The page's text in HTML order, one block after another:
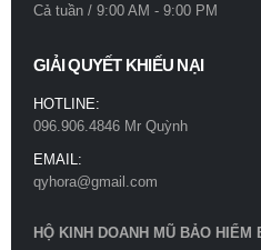
Cả tuần / 9:00 AM - 9:00 PM
GIẢI QUYẾT KHIẾU NẠI
HOTLINE:
096.906.4846 Mr Quỳnh
EMAIL:
qyhora@gmail.com
HỘ KINH DOANH MŨ BẢO HIỂM